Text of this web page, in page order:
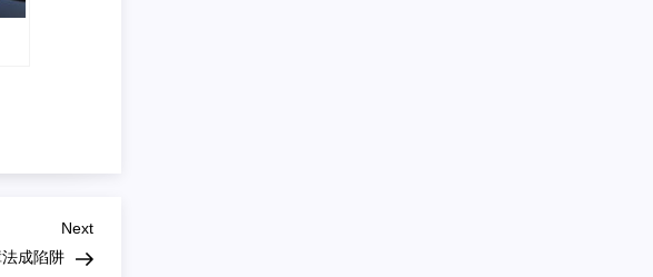
Next
Post
Next
成陷阱